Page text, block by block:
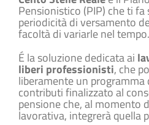
Pensionistico (PIP) che ti fa
periodicità di versamento
facoltà di variarle nel tempo.
É la soluzione dedicata ai
liberi professionisti, che
liberamente un
contributi finalizzato al
pensione che, al momento
lavorativa, integrerà quella